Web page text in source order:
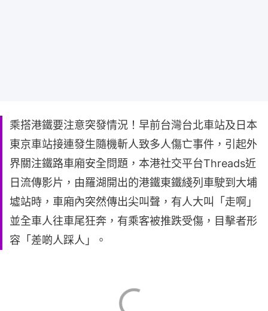
乘搭港鐵要注意突發情況！早前台灣台北車站及日本
東京車站接連發生隨機斬人致多人傷亡事件，引起外
界關注鐵路車廂安全問題，本港社交平台Threads近
日流傳影片，由羅湖開出的港鐵東鐵綫列車駛到大埔
墟站時，車廂內突然傳出尖叫聲，有人大叫「走啊」
並全車人往車尾狂奔，有乘客被推跌受傷，目擊者形
容「差啲人踩人」。